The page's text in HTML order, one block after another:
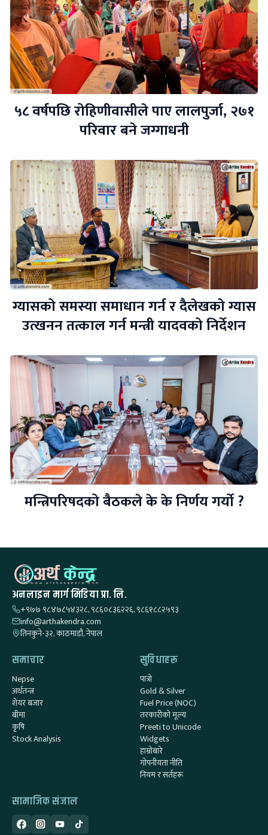
५८ वर्षपछि रोहिणीवासीले पाए लालपुर्जा, २७१
परिवार बने जग्गाधनी
ग्यासको समस्या समाधान गर्न र दैलेखको ग्यास
उत्खनन तत्काल गर्न मन्त्री यादवको निर्देशन
मन्त्रिपरिषदको बैठकले के के निर्णय गर्यो ?
अनलाइन मार्ग मिडिया प्रा. लि.
+९७७ ९८४७८५४३२८, ९८६०८३६२२६, ९८६१८८२५९३
info@arthakendra.com
तिनकुने-३२, काठमाडौं, नेपाल
समाचार
Nepse
अर्थतन्त्र
शेयर बजार
बीमा
कृषि
Stock Analysis
सुविधाहरू
पात्रो
Gold & Silver
Fuel Price (NOC)
तरकारीको मूल्य
Preeti to Unicode
Widgets
हाम्रोबारे
गोपनीयता नीति
नियम र सर्तहरू
सामाजिक संजाल